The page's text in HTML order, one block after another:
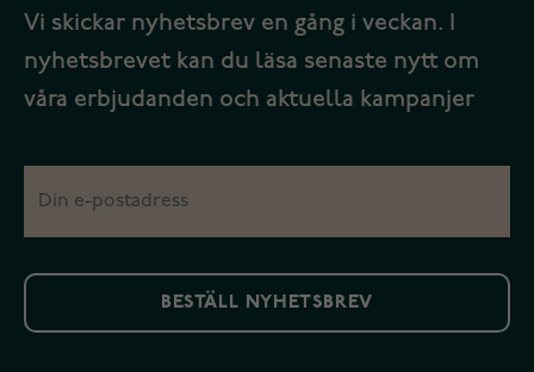
Vi skickar nyhetsbrev en gång i veckan. I
nyhetsbrevet kan du läsa senaste nytt om
våra erbjudanden och aktuella kampanjer
BESTÄLL NYHETSBREV